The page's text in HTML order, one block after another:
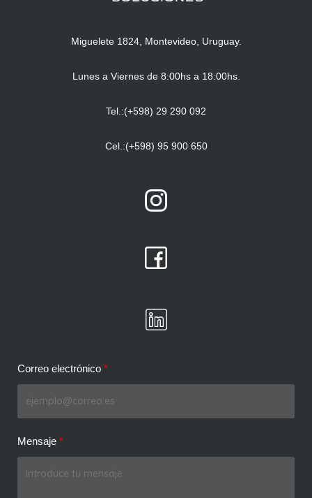
Miguelete 1824, Montevideo, Uruguay.
Lunes a Viernes de 8:00hs a 18:00hs.
Tel.:(+598) 29 290 092
Cel.:(+598) 95 900 650
Correo electrónico
Mensaje